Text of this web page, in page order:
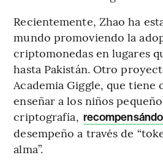
Recientemente, Zhao ha
mundo promoviendo la
criptomonedas en lugares
hasta Pakistán. Otro
Academia Giggle, que tiene
enseñar a los niños
criptografía,
desempeño a través de
alma”.